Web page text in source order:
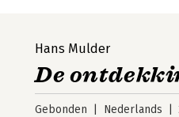
Hans Mulder
De
Gebonden Nederlands